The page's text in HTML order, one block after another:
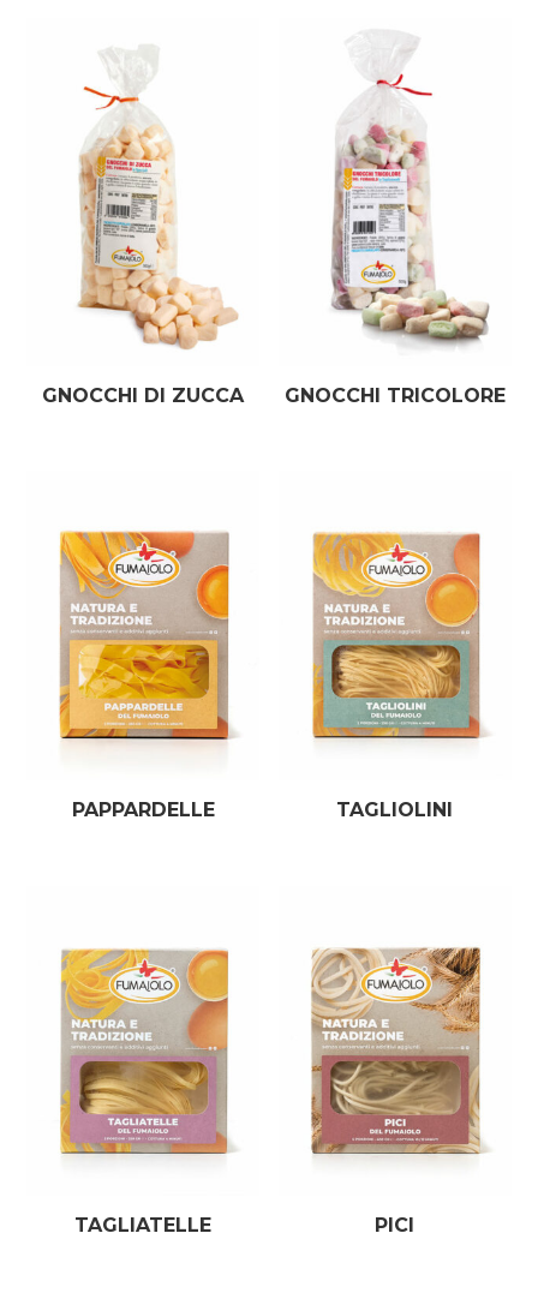
GNOCCHI DI ZUCCA GNOCCHI TRICOLORE
PAPPARDELLE TAGLIOLINI
TAGLIATELLE PICI